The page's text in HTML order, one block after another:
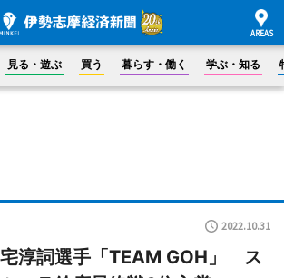
見る・遊ぶ 買う 暮らす・働く 学ぶ・知る
2022.10.31
淳詞選手「TEAM GOH」 ス